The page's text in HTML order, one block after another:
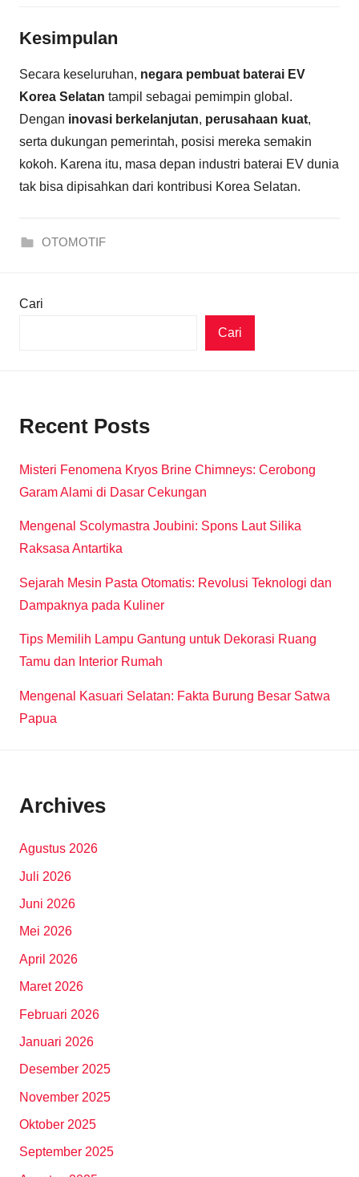
Kesimpulan
Secara keseluruhan, negara pembuat baterai EV
Korea Selatan tampil sebagai pemimpin global.
Dengan inovasi berkelanjutan, perusahaan kuat,
serta dukungan pemerintah, posisi mereka semakin
kokoh. Karena itu, masa depan industri baterai EV dunia
tak bisa dipisahkan dari kontribusi Korea Selatan.
OTOMOTIF
Cari
Cari
Recent Posts
Misteri Fenomena Kryos Brine Chimneys: Cerobong
Garam Alami di Dasar Cekungan
Mengenal Scolymastra Joubini: Spons Laut Silika
Raksasa Antartika
Sejarah Mesin Pasta Otomatis: Revolusi Teknologi dan
Dampaknya pada Kuliner
Tips Memilih Lampu Gantung untuk Dekorasi Ruang
Tamu dan Interior Rumah
Mengenal Kasuari Selatan: Fakta Burung Besar Satwa
Papua
Archives
Agustus 2026
Juli 2026
Juni 2026
Mei 2026
April 2026
Maret 2026
Februari 2026
Januari 2026
Desember 2025
November 2025
Oktober 2025
September 2025